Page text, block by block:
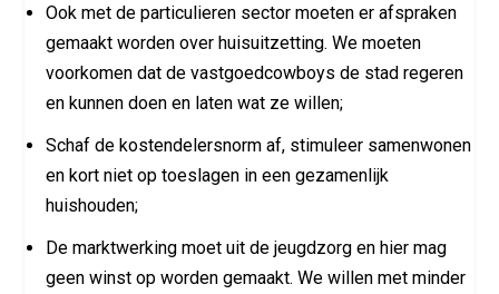
Ook met de particulieren sector moeten er afspraken
gemaakt worden over huisuitzetting. We moeten
voorkomen dat de vastgoedcowboys de stad regeren
en kunnen doen en laten wat ze willen;
Schaf de kostendelersnorm af, stimuleer samenwonen
en kort niet op toeslagen in een gezamenlijk
huishouden;
De marktwerking moet uit de jeugdzorg en hier mag
geen winst op worden gemaakt. We willen met minder